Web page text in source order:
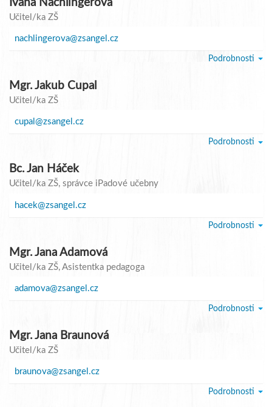
Ivana Nachlingerová
Učitel/ka ZŠ
nachlingerova@zsangel.cz
Podrobnosti
Mgr. Jakub Cupal
Učitel/ka ZŠ
cupal@zsangel.cz
Podrobnosti
Bc. Jan Háček
Učitel/ka ZŠ, správce iPadové učebny
hacek@zsangel.cz
Podrobnosti
Mgr. Jana Adamová
Učitel/ka ZŠ, Asistentka pedagoga
adamova@zsangel.cz
Podrobnosti
Mgr. Jana Braunová
Učitel/ka ZŠ
braunova@zsangel.cz
Podrobnosti